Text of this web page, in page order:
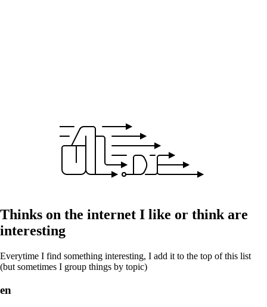
Thinks on the internet I like or think are
interesting
Everytime I find something interesting, I add it to the top of this list
(but sometimes I group things by topic)
en